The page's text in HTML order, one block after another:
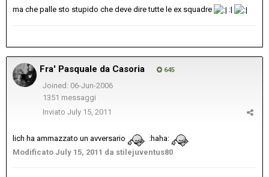
ma che palle sto stupido che deve dire tutte le ex squadre :|
Fra' Pasquale da Casoria 645
Joined: 06-Jun-2006
1351 messaggi
Inviato July 15, 2011
lich ha ammazzato un avversario
:haha:
Modificato July 15, 2011 da stilejuventus80